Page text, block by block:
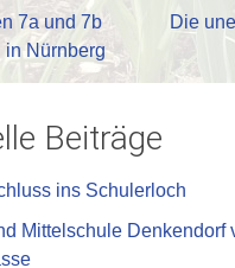
7a und 7b
in Nürnberg
Die
Beiträge
ins Schulerloch
Mittelschule Denkendorf